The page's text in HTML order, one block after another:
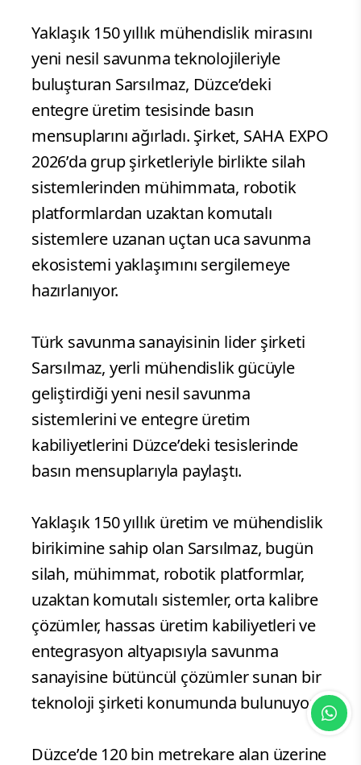
Yaklaşık 150 yıllık mühendislik mirasını
yeni nesil savunma teknolojileriyle
buluşturan Sarsılmaz, Düzce’deki
entegre üretim tesisinde basın
mensuplarını ağırladı. Şirket, SAHA EXPO
2026’da grup şirketleriyle birlikte silah
sistemlerinden mühimmata, robotik
platformlardan uzaktan komutalı
sistemlere uzanan uçtan uca savunma
ekosistemi yaklaşımını sergilemeye
hazırlanıyor.
Türk savunma sanayisinin lider şirketi
Sarsılmaz, yerli mühendislik gücüyle
geliştirdiği yeni nesil savunma
sistemlerini ve entegre üretim
kabiliyetlerini Düzce’deki tesislerinde
basın mensuplarıyla paylaştı.
Yaklaşık 150 yıllık üretim ve mühendislik
birikimine sahip olan Sarsılmaz, bugün
silah, mühimmat, robotik platformlar,
uzaktan komutalı sistemler, orta kalibre
çözümler, hassas üretim kabiliyetleri ve
entegrasyon altyapısıyla savunma
sanayisine bütüncül çözümler sunan bir
teknoloji şirketi konumunda bulunuyor.
Düzce’de 120 bin metrekare alan üzerine